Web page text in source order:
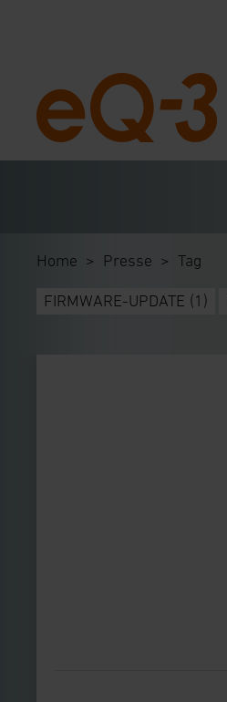
Home Presse Tag
FIRMWARE-UPDATE (1)